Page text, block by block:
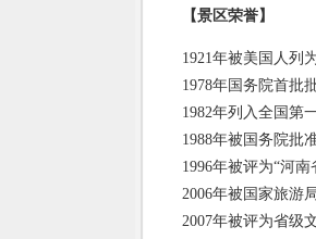
【景区荣誉】
1921年被美国人列为
1978年国务院首批批
1982年列入全国第一
1988年被国务院批准
1996年被评为“河南
2006年被国家旅游局
2007年被评为省级文